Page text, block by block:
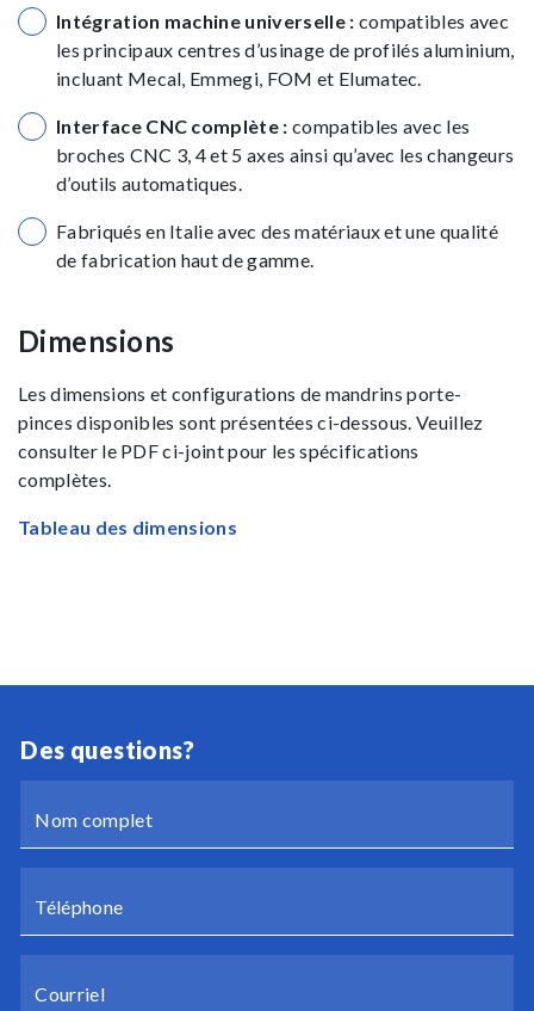
Intégration machine universelle : compatibles avec
les principaux centres d’usinage de profilés aluminium,
incluant Mecal, Emmegi, FOM et Elumatec.
Interface CNC complète : compatibles avec les
broches CNC 3, 4 et 5 axes ainsi qu’avec les changeurs
d’outils automatiques.
Fabriqués en Italie avec des matériaux et une qualité
de fabrication haut de gamme.
Dimensions
Les dimensions et configurations de mandrins porte-
pinces disponibles sont présentées ci-dessous. Veuillez
consulter le PDF ci-joint pour les spécifications
complètes.
Tableau des dimensions
Des questions?